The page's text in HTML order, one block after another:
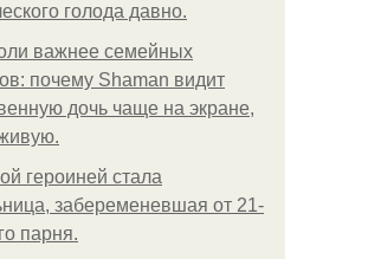
голода давно.
важнее семейных
почему Shaman видит
дочь чаще на экране,
героиней стала
забеременевшая от 21-
парня.